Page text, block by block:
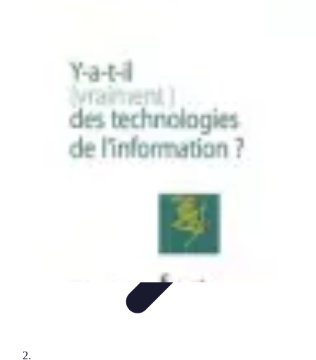
Tech Culture Mag